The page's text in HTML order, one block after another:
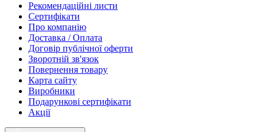
Рекомендаційні листи
Сертифікати
Про компанію
Доставка / Оплата
Договір публічної оферти
Зворотній зв'язок
Повернення товару
Карта сайту
Виробники
Подарункові сертифікати
Акції